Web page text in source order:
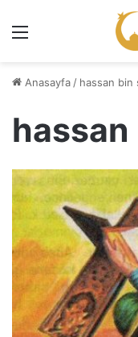
Anasayfa / hassan bin